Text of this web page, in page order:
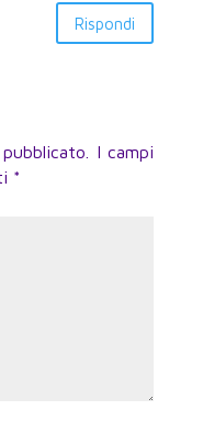
Rispondi
I campi
*